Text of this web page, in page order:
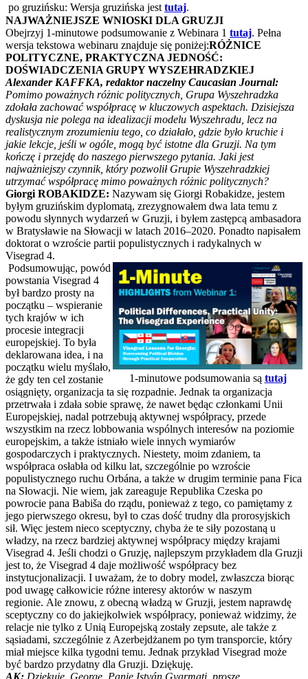
po gruzińsku: Wersja gruzińska jest tutaj.
NAJWAŻNIEJSZE WNIOSKI DLA GRUZJI
Obejrzyj 1-minutowe podsumowanie z Webinara 1 tutaj. Pełna
wersja tekstowa webinaru znajduje się poniżej:RÓŻNICE
POLITYCZNE, PRAKTYCZNA JEDNOŚĆ:
DOŚWIADCZENIA GRUPY WYSZEHRADZKIEJ
Alexander KAFFKA, redaktor naczelny Caucasian Journal:
Pomimo poważnych różnic politycznych, Grupa Wyszehradzka
zdołała zachować współpracę w kluczowych aspektach. Dzisiejsza
dyskusja nie polega na idealizacji modelu Wyszehradu, lecz na
realistycznym zrozumieniu tego, co działało, gdzie było kruchie i
jakie lekcje, jeśli w ogóle, mogą być istotne dla Gruzji. Na tym
kończę i przejdę do naszego pierwszego pytania. Jaki jest
najważniejszy czynnik, który pozwolił Grupie Wyszehradzkiej
utrzymać współpracę mimo poważnych różnic politycznych?
Giorgi ROBAKIDZE: Nazywam się Giorgi Robakidze, jestem
byłym gruzińskim dyplomatą, zrezygnowałem dwa lata temu z
powodu słynnych wydarzeń w Gruzji, i byłem zastępcą ambasadora
w Bratysławie na Słowacji w latach 2016–2020. Ponadto napisałem
doktorat o wzroście partii populistycznych i radykalnych w
Visegrad 4.
1-minutowe podsumowania są tutaj
Podsumowując, powód
powstania Visegrad 4
był bardzo prosty na
początku – wspieranie
tych krajów w ich
procesie integracji
europejskiej. To była
deklarowana idea, i na
początku wielu myślało,
że gdy ten cel zostanie
osiągnięty, organizacja ta się rozpadnie. Jednak ta organizacja
przetrwała i zdała sobie sprawę, że nawet będąc członkami Unii
Europejskiej, nadal potrzebują aktywnej współpracy, przede
wszystkim na rzecz lobbowania wspólnych interesów na poziomie
europejskim, a także istniało wiele innych wymiarów
gospodarczych i praktycznych. Niestety, moim zdaniem, ta
współpraca osłabła od kilku lat, szczególnie po wzroście
populistycznego ruchu Orbána, a także w drugim terminie pana Fica
na Słowacji. Nie wiem, jak zareaguje Republika Czeska po
powrocie pana Babiša do rządu, ponieważ z tego, co pamiętamy z
jego pierwszego okresu, był to czas dość trudny dla prorosyjskich
sił. Więc jestem nieco sceptyczny, chyba że te siły pozostaną u
władzy, na rzecz bardziej aktywnej współpracy między krajami
Visegrad 4. Jeśli chodzi o Gruzję, najlepszym przykładem dla Gruzji
jest to, że Visegrad 4 daje możliwość współpracy bez
instytucjonalizacji. I uważam, że to dobry model, zwłaszcza biorąc
pod uwagę całkowicie różne interesy aktorów w naszym
regionie. Ale znowu, z obecną władzą w Gruzji, jestem naprawdę
sceptyczny co do jakiejkolwiek współpracy, ponieważ widzimy, że
relacje nie tylko z Unią Europejską zostały zepsute, ale także z
sąsiadami, szczególnie z Azerbejdżanem po tym transporcie, który
miał miejsce kilka tygodni temu. Jednak przykład Visegrad może
być bardzo przydatny dla Gruzji. Dziękuję.
AK: Dziękuję, George. Panie István Gyarmati, proszę.